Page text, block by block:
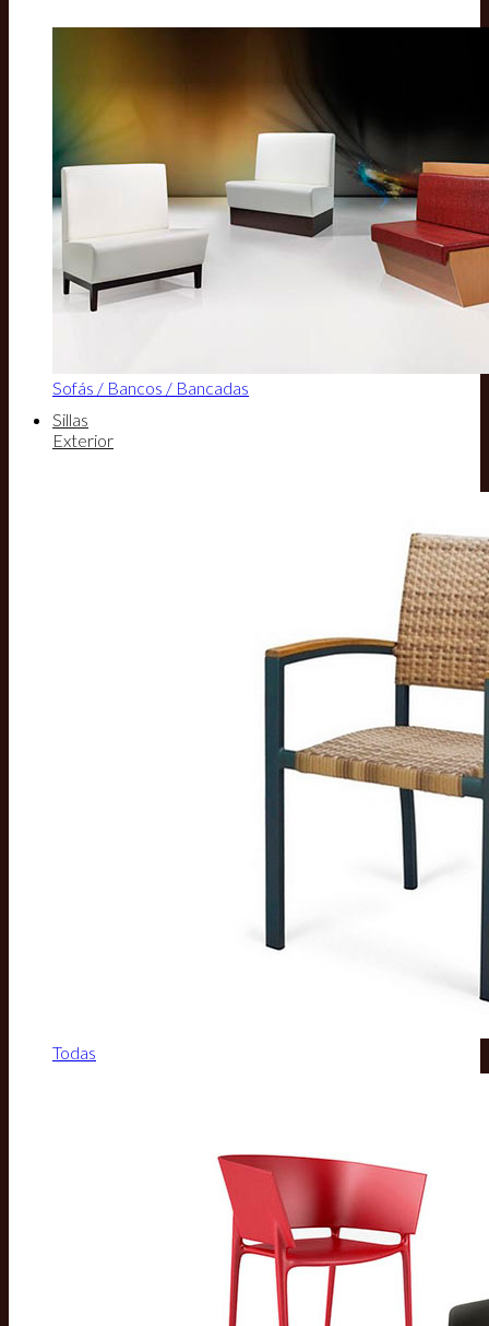
Sofás / Bancos / Bancadas
Sillas
Exterior
Todas